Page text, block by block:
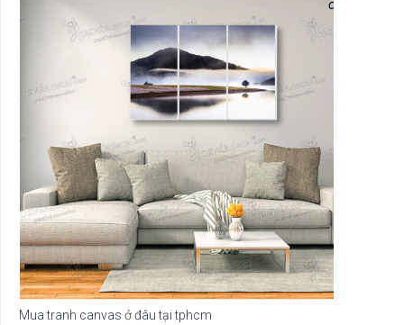
Mua tranh canvas ở đâu tại tphcm